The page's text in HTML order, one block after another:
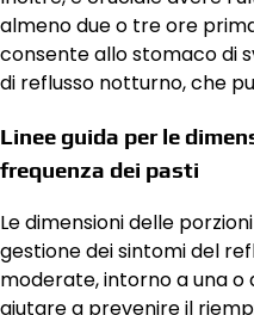
almeno due o tre ore
consente allo stomaco di
di reflusso notturno, che
Linee guida per le
frequenza dei pasti
Le dimensioni delle
gestione dei sintomi del
moderate, intorno a una o
aiutare a prevenire il